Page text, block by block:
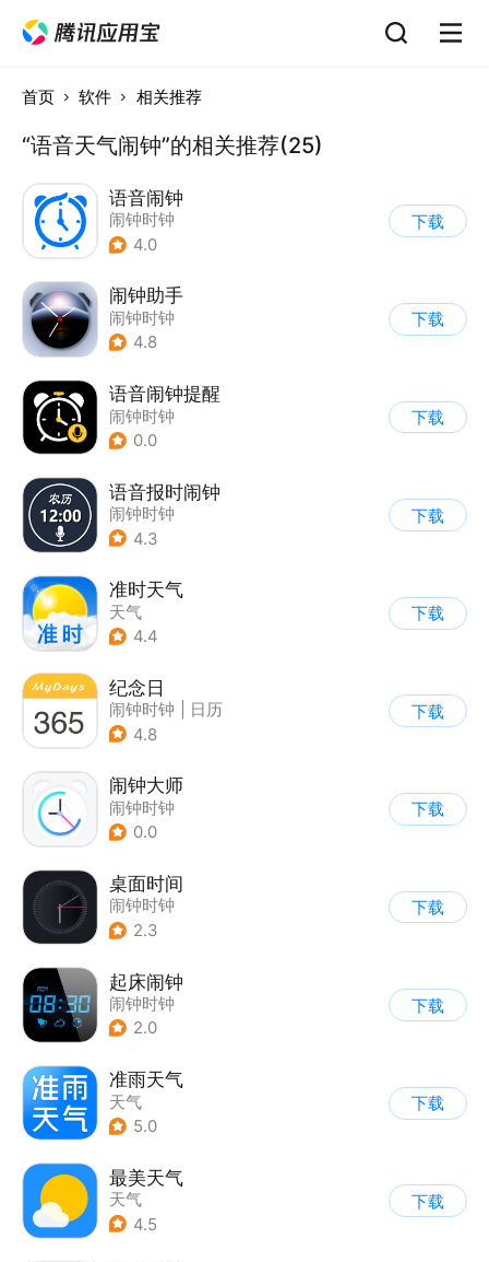
首页 软件 相关推荐
“语音天气闹钟”的相关推荐(25)
语音闹钟
闹钟时钟
4.0
下载
闹钟助手
闹钟时钟
4.8
下载
语音闹钟提醒
闹钟时钟
0.0
下载
语音报时闹钟
闹钟时钟
4.3
下载
准时天气
天气
4.4
下载
纪念日
闹钟时钟
日历
4.8
下载
闹钟大师
闹钟时钟
0.0
下载
桌面时间
闹钟时钟
2.3
下载
起床闹钟
闹钟时钟
2.0
下载
准雨天气
天气
5.0
下载
最美天气
天气
4.5
下载